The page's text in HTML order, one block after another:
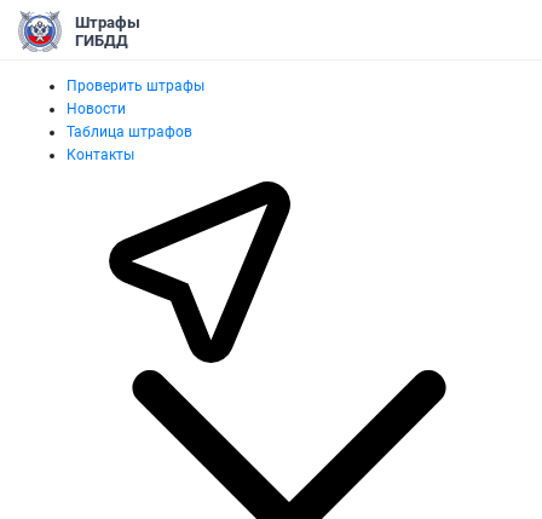
Штрафы
ГИБДД
Проверить штрафы
Новости
Таблица штрафов
Контакты